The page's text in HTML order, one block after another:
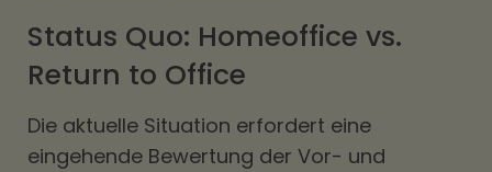
Status Quo: Homeoffice vs.
Return to Office
Die aktuelle Situation erfordert eine
eingehende Bewertung der Vor- und